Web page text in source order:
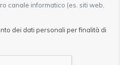
canale informatico (es. siti web,
dei dati personali per finalità di